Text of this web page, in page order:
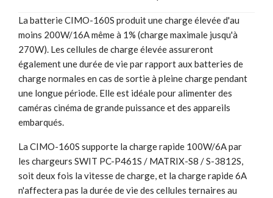
La batterie CIMO-160S produit une charge élevée d'au
moins 200W/16A même à 1% (charge maximale jusqu'à
270W). Les cellules de charge élevée assureront
également une durée de vie par rapport aux batteries de
charge normales en cas de sortie à pleine charge pendant
une longue période. Elle est idéale pour alimenter des
caméras cinéma de grande puissance et des appareils
embarqués.
La CIMO-160S supporte la charge rapide 100W/6A par
les chargeurs SWIT PC-P461S / MATRIX-S8 / S-3812S,
soit deux fois la vitesse de charge, et la charge rapide 6A
n'affectera pas la durée de vie des cellules ternaires au